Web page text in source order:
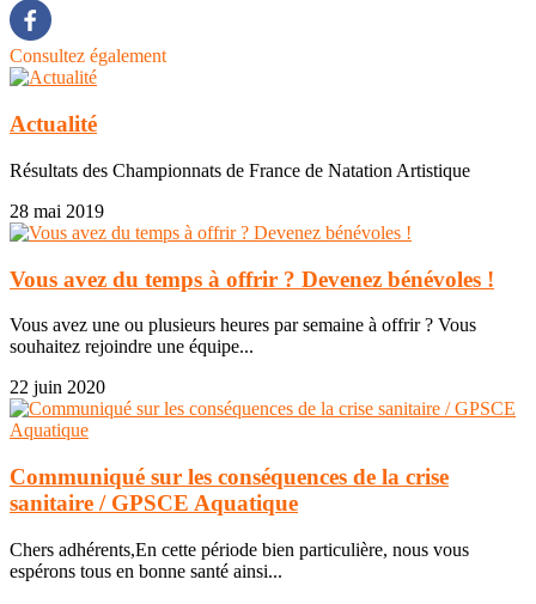
Consultez également
Actualité
Résultats des Championnats de France de Natation Artistique
28 mai 2019
Vous avez du temps à offrir ? Devenez bénévoles !
Vous avez une ou plusieurs heures par semaine à offrir ? Vous
souhaitez rejoindre une équipe...
22 juin 2020
Communiqué sur les conséquences de la crise
sanitaire / GPSCE Aquatique
Chers adhérents,En cette période bien particulière, nous vous
espérons tous en bonne santé ainsi...